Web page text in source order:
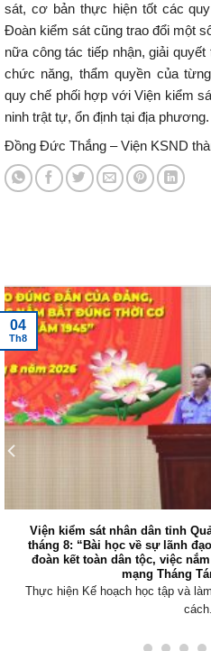
sát, cơ bản thực hiện tốt các
Đoàn kiểm sát cũng trao đổi một
nữa công tác tiếp nhận, giải
chức năng, thẩm quyền của
quy chế phối hợp với Viện kiểm
ninh trật tự, ổn định tại địa phương.
Đồng Đức Thắng – Viện KSND
Viện kiểm sát nhân dân tỉnh
tháng 8: “Bài học về sự lãnh
đoàn kết toàn dân tộc, việc
mạng Tháng
Thực hiện Kế hoạch học tập và
04
Th8